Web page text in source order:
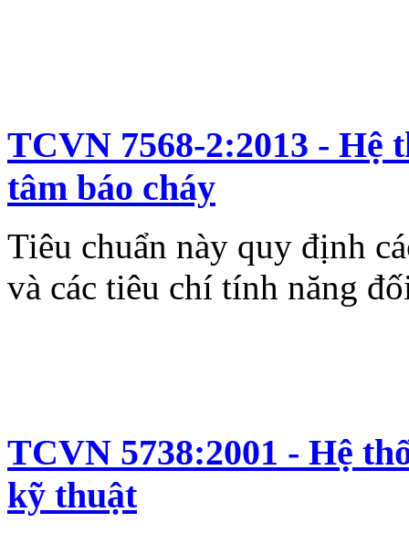
TCVN 7568-2:2013 - Hệ
tâm báo cháy
Tiêu chuẩn này quy định
và các tiêu chí tính năng
TCVN 5738:2001 - Hệ
kỹ thuật